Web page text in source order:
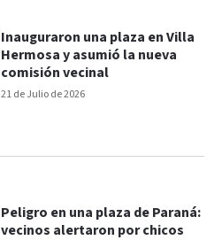
21 de Julio de 2026
Inauguraron una plaza en Villa
Hermosa y asumió la nueva
comisión vecinal
Peligro en una plaza de Paraná:
vecinos alertaron por chicos